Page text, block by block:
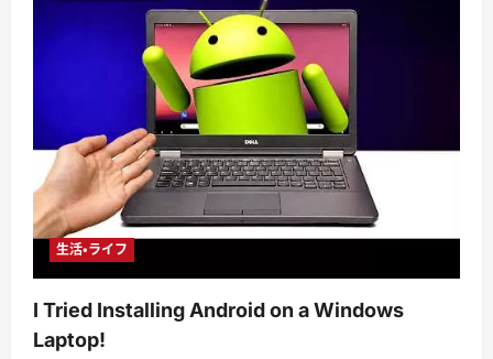
生活・ライフ
I Tried Installing Android on a Windows
Laptop!